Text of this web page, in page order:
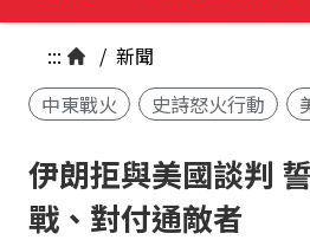
::: / 新聞
中東戰火
史詩怒火行動
伊朗拒與美國談判
戰、對付通敵者